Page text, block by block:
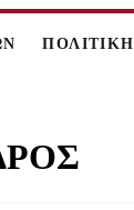
ΠΟΛΙΤΙΚΗ